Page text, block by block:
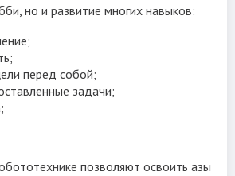
но и развитие многих навыков:
перед собой;
задачи;
позволяют освоить азы